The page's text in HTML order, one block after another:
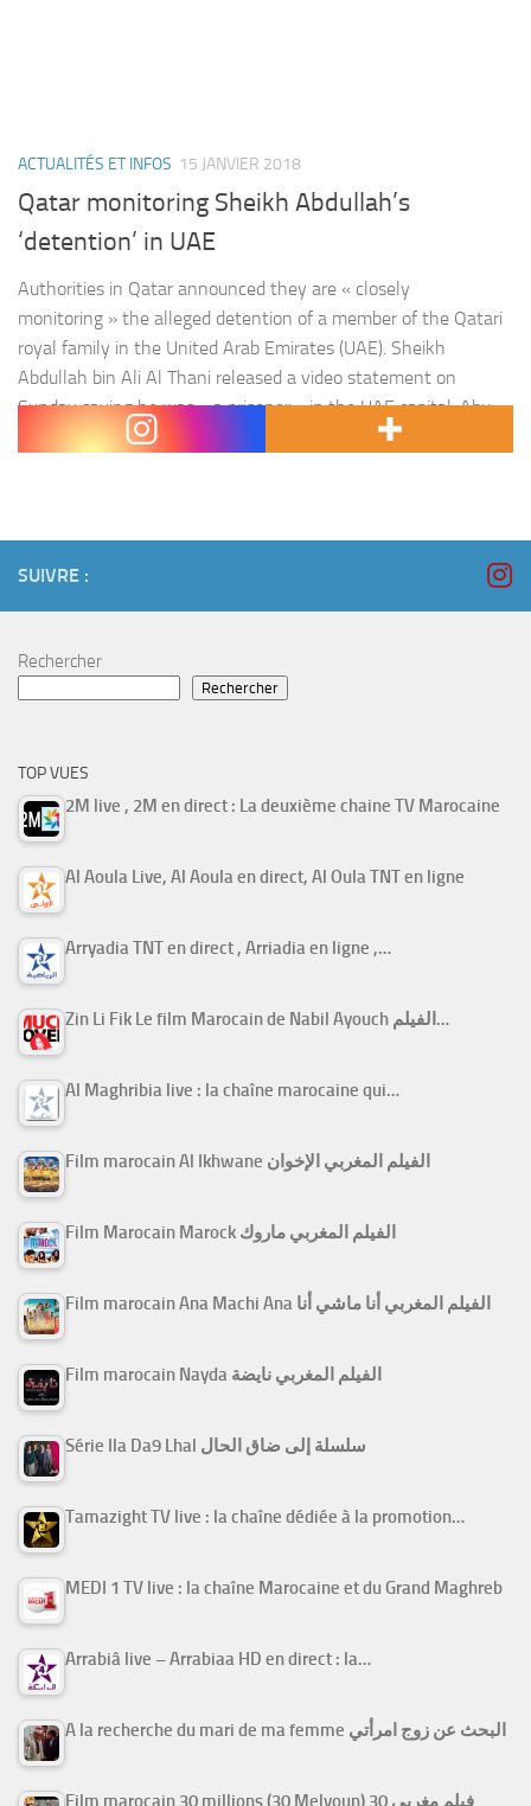
ACTUALITÉS ET INFOS 15 JANVIER 2018
Qatar monitoring Sheikh Abdullah’s
‘detention’ in UAE
Authorities in Qatar announced they are « closely
monitoring » the alleged detention of a member of the Qatari
royal family in the United Arab Emirates (UAE). Sheikh
Abdullah bin Ali Al Thani released a video statement on
Sunday saying he was « a prisoner » in the UAE capital, Abu
Dhabi, and that if anything happened to him,…
SUIVRE :
Rechercher
Rechercher
TOP VUES
2M live , 2M en direct : La deuxième chaine TV Marocaine
Al Aoula Live, Al Aoula en direct, Al Oula TNT en ligne
Arryadia TNT en direct , Arriadia en ligne ,…
Zin Li Fik Le film Marocain de Nabil Ayouch الفيلم…
Al Maghribia live : la chaîne marocaine qui…
Film marocain Al Ikhwane الفيلم المغربي الإخوان
Film Marocain Marock الفيلم المغربي ماروك
Film marocain Ana Machi Ana الفيلم المغربي أنا ماشي أنا
Film marocain Nayda الفيلم المغربي نايضة
Série Ila Da9 Lhal سلسلة إلى ضاق الحال
Tamazight TV live : la chaîne dédiée à la promotion…
MEDI 1 TV live : la chaîne Marocaine et du Grand Maghreb
Arrabiâ live – Arrabiaa HD en direct : la…
A la recherche du mari de ma femme البحث عن زوج امرأتي
Film marocain 30 millions (30 Melyoun) فيلم مغربي 30